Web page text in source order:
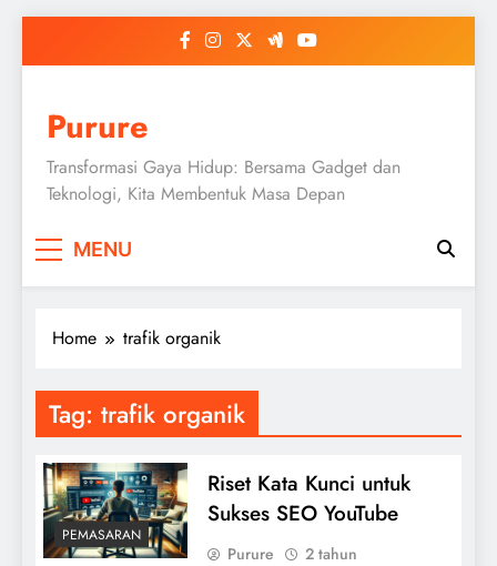
Purure
Transformasi Gaya Hidup: Bersama Gadget dan
Teknologi, Kita Membentuk Masa Depan
MENU
Home trafik organik
Tag: trafik organik
PEMASARAN
Riset Kata Kunci untuk
Sukses SEO YouTube
Purure
2 tahun